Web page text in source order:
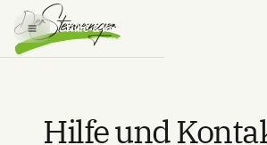
Hilfe & Kontakt
Hilfe und